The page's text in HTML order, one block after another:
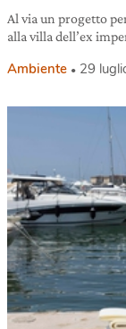
Al via un progetto
alla villa dell’ex
Ambiente 29